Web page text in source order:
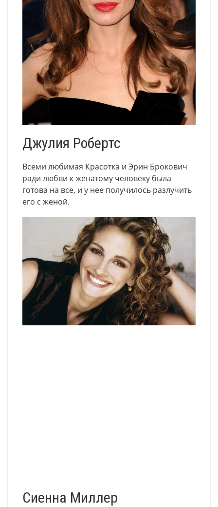
Джулия Робертс
Всеми любимая Красотка и Эрин Брокович
ради любви к женатому человеку была
готова на все, и у нее получилось разлучить
его с женой.
Сиенна Миллер